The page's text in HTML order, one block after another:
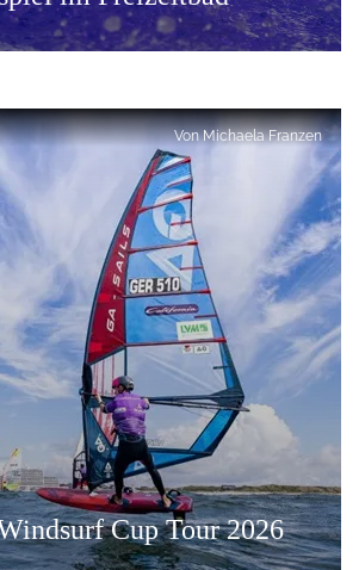
VonMichaela Franzen
Cup Tour 2026